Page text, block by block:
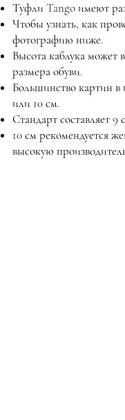
Туфли Tango имеют
Чтобы узнать, как
фотографию ниже.
Высота каблука может
размера обуви.
Большинство картин в
или 10 см.
Стандарт составляет
10 см рекомендуется
высокую